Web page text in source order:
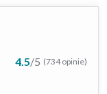
4.5/5 (734 opinie)